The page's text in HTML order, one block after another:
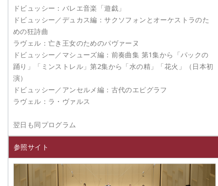
ドビュッシー：バレエ音楽「遊戯」
ドビュッシー／デュカス編：サクソフォンとオーケストラのた
めの狂詩曲
ラヴェル：亡き王女のためのパヴァーヌ
ドビュッシー／マシューズ編：前奏曲集 第1集から「パックの
踊り」「ミンストレル」第2集から「水の精」「花火」（日本初
演）
ドビュッシー／アンセルメ編：古代のエピグラフ
ラヴェル：ラ・ヴァルス
翌日も同プログラム
参照サイト